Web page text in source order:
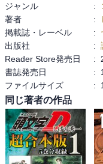
女の子に走りで負けると
女だからドラテク知らな
真子ちゃんがシルエイテ
結局別に本気で好きな訳
女に負けたくないという
拓海たちの方がまだまと
車の話で盛り上がるのは
なんて屑過ぎる。
ジャンル :
著者
:
掲載誌・レーベル
:
出版社
:
Reader Store発売日
:
書誌発売日
:
ファイルサイズ
:
同じ著者の作品